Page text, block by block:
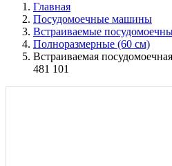
Главная
Посудомоечные машины
Встраиваемые
Полноразмерные (60 см)
Встраиваемая
481 101